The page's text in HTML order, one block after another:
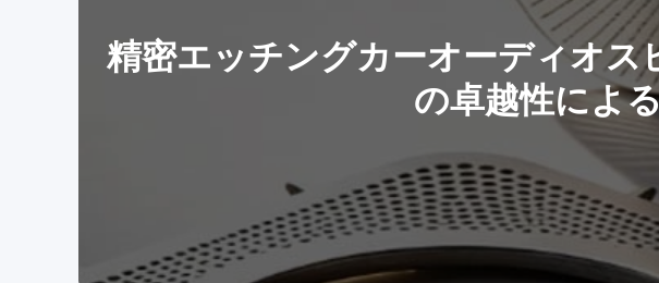
精密エッチングカーオーディオ
の卓越性によ